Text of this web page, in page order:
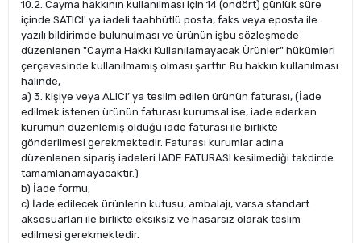
10.2. Cayma hakkının kullanılması için 14 (ondört) günlük süre
içinde SATICI' ya iadeli taahhütlü posta, faks veya eposta ile
yazılı bildirimde bulunulması ve ürünün işbu sözleşmede
düzenlenen "Cayma Hakkı Kullanılamayacak Ürünler" hükümleri
çerçevesinde kullanılmamış olması şarttır. Bu hakkın kullanılması
halinde,
a) 3. kişiye veya ALICI’ ya teslim edilen ürünün faturası, (İade
edilmek istenen ürünün faturası kurumsal ise, iade ederken
kurumun düzenlemiş olduğu iade faturası ile birlikte
gönderilmesi gerekmektedir. Faturası kurumlar adına
düzenlenen sipariş iadeleri İADE FATURASI kesilmediği takdirde
tamamlanamayacaktır.)
b) İade formu,
c) İade edilecek ürünlerin kutusu, ambalajı, varsa standart
aksesuarları ile birlikte eksiksiz ve hasarsız olarak teslim
edilmesi gerekmektedir.